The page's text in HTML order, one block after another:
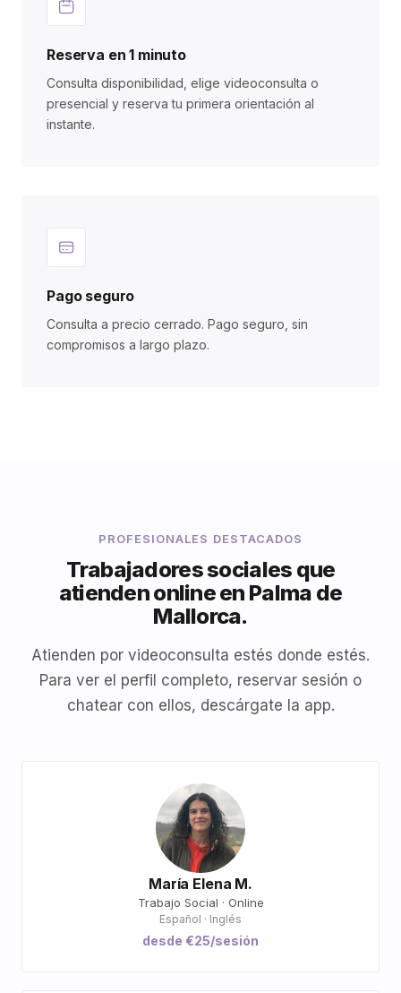
Reserva en 1 minuto
Consulta disponibilidad, elige videoconsulta o
presencial y reserva tu primera orientación al
instante.
Pago seguro
Consulta a precio cerrado. Pago seguro, sin
compromisos a largo plazo.
PROFESIONALES DESTACADOS
Trabajadores sociales que
atienden online en Palma de
Mallorca.
Atienden por videoconsulta estés donde estés.
Para ver el perfil completo, reservar sesión o
chatear con ellos, descárgate la app.
María Elena M.
Trabajo Social · Online
Español · Inglés
desde €25/sesión